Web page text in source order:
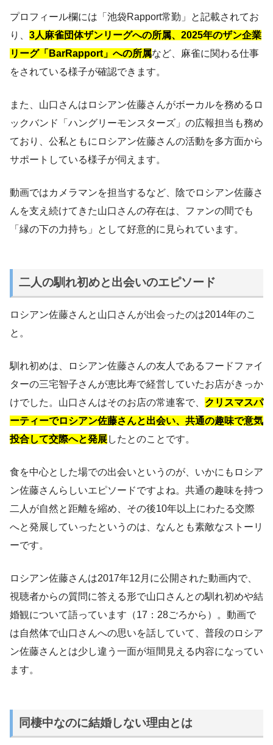
プロフィール欄には「池袋Rapport常勤」と記載されてお
り、 3人麻雀団体ザンリーグへの所属、2025年のザン企業
リーグ「BarRapport」への所属など、麻雀に関わる仕事
をされている様子が確認できます。
また、山口さんはロシアン佐藤さんがボーカルを務めるロ
ックバンド「ハングリーモンスターズ」の広報担当も務め
ており、公私ともにロシアン佐藤さんの活動を多方面から
サポートしている様子が伺えます。
動画ではカメラマンを担当するなど、陰でロシアン佐藤さ
んを支え続けてきた山口さんの存在は、ファンの間でも
「縁の下の力持ち」として好意的に見られています。
二人の馴れ初めと出会いのエピソード
ロシアン佐藤さんと山口さんが出会ったのは2014年のこ
と。
馴れ初めは、ロシアン佐藤さんの友人であるフードファイ
ターの三宅智子さんが恵比寿で経営していたお店がきっか
けでした。山口さんはそのお店の常連客で、 クリスマスパ
ーティーでロシアン佐藤さんと出会い、共通の趣味で意気
投合して交際へと発展したとのことです。
食を中心とした場での出会いというのが、いかにもロシア
ン佐藤さんらしいエピソードですよね。共通の趣味を持つ
二人が自然と距離を縮め、その後10年以上にわたる交際
へと発展していったというのは、なんとも素敵なストーリ
ーです。
ロシアン佐藤さんは2017年12月に公開された動画内で、
視聴者からの質問に答える形で山口さんとの馴れ初めや結
婚観について語っています（17：28ごろから）。動画で
は自然体で山口さんへの思いを話していて、普段のロシア
ン佐藤さんとは少し違う一面が垣間見える内容になってい
ます。
同棲中なのに結婚しない理由とは